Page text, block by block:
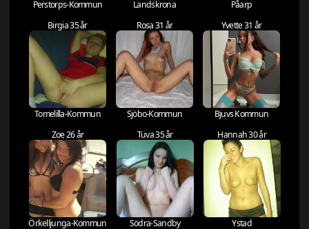
Perstorps-Kommun Landskrona
Påarp
Birgia 35 år
Tomelilla-Kommun
Rosa 31 år
Sjöbo-Kommun
Yvette 31 år
Bjuvs Kommun
Zoe 26 år
Örkelljunga-Kommun
Tuva 35 år
Södra-Sandby
Hannah 30 år
Ystad